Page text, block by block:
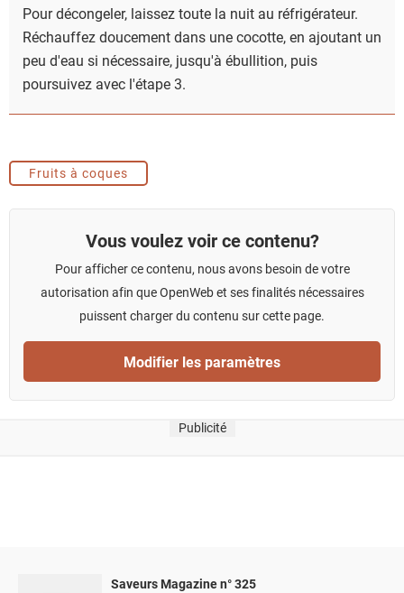
Pour décongeler, laissez toute la nuit au réfrigérateur.
Réchauffez doucement dans une cocotte, en ajoutant un
peu d'eau si nécessaire, jusqu'à ébullition, puis
poursuivez avec l'étape 3.
Fruits à coques
Vous voulez voir ce contenu?
Pour afficher ce contenu, nous avons besoin de votre
autorisation afin que OpenWeb et ses finalités nécessaires
puissent charger du contenu sur cette page.
Modifier les paramètres
Publicité
Saveurs Magazine n° 325